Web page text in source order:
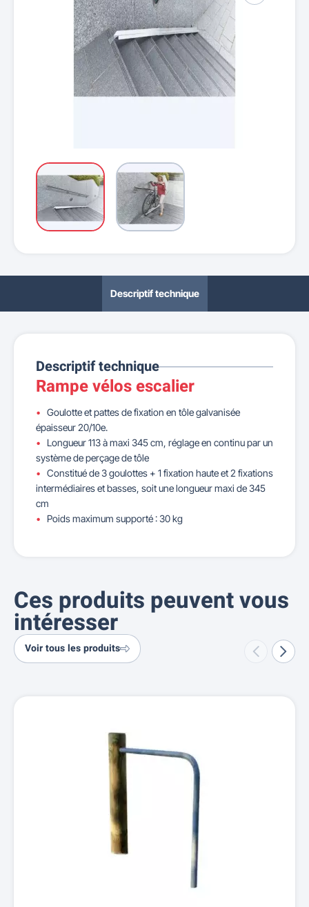
Descriptif technique
Descriptif technique
Rampe vélos escalier
Goulotte et pattes de fixation en tôle galvanisée
épaisseur 20/10e.
Longueur 113 à maxi 345 cm, réglage en continu par un
système de perçage de tôle
Constitué de 3 goulottes + 1 fixation haute et 2 fixations
intermédiaires et basses, soit une longueur maxi de 345
cm
Poids maximum supporté : 30 kg
Ces produits peuvent vous
intéresser
Voir tous les produits